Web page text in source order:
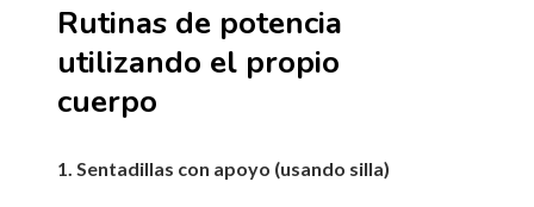
Rutinas de potencia
utilizando el propio
cuerpo
1. Sentadillas con apoyo (usando silla)